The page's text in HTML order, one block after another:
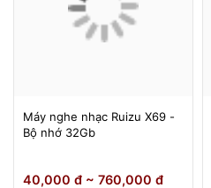
Máy nghe nhạc Ruizu X69 -
Bộ nhớ 32Gb
40,000 đ ~ 760,000 đ